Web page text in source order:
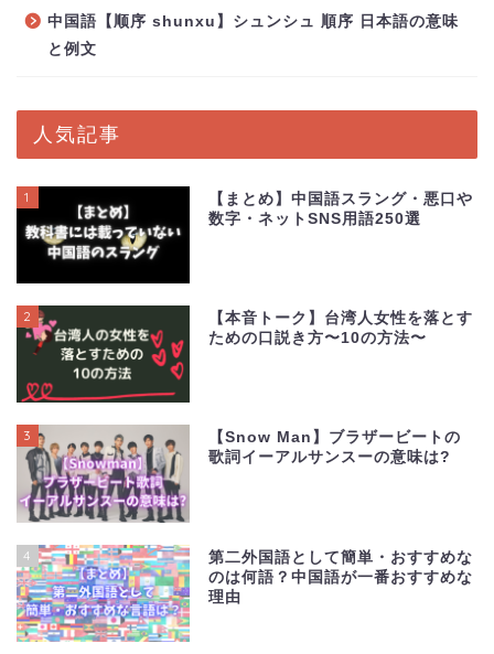
中国語【顺序 shunxu】シュンシュ 順序 日本語の意味
と例文
人気記事
1
【まとめ】中国語スラング・悪口や
数字・ネットSNS用語250選
2
【本音トーク】台湾人女性を落とす
ための口説き方〜10の方法〜
3
【Snow Man】ブラザービートの
歌詞イーアルサンスーの意味は?
4
第二外国語として簡単・おすすめな
のは何語？中国語が一番おすすめな
理由